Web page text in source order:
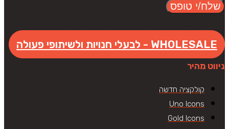
שלח/י טופס
WHOLESALE - לבעלי חנויות ולשיתופי פעולה
ניווט מהיר
קולקציה חדשה
Uno Icons
Gold Icons